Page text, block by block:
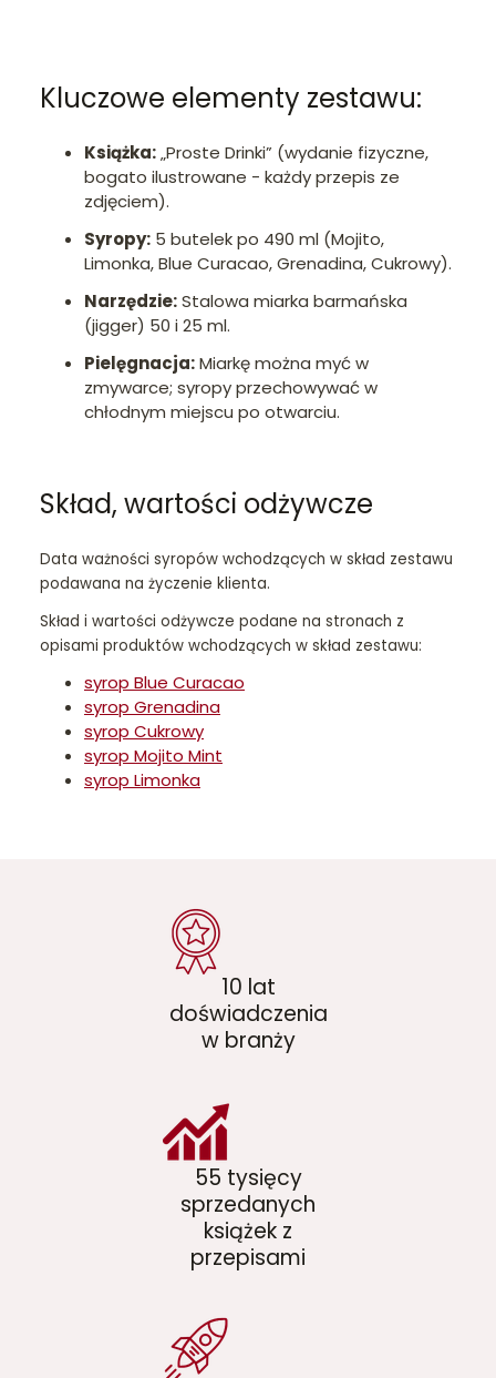
Kluczowe elementy zestawu:
Książka:„Proste Drinki” (wydanie fizyczne,
bogato ilustrowane - każdy przepis ze
zdjęciem).
Syropy: 5 butelek po 490 ml (Mojito,
Limonka, Blue Curacao, Grenadina, Cukrowy).
Narzędzie:Stalowa miarka barmańska
(jigger) 50 i 25 ml.
Pielęgnacja:Miarkę można myć w
zmywarce; syropy przechowywać w
chłodnym miejscu po otwarciu.
Skład, wartości odżywcze
Data ważności syropów wchodzących w skład zestawu
podawana na życzenie klienta.
Skład i wartości odżywcze podane na stronach z
opisami produktów wchodzących w skład zestawu:
syrop Blue Curacao
syrop Grenadina
syrop Cukrowy
syrop Mojito Mint
syrop Limonka
10 lat
doświadczenia
w branży
55 tysięcy
sprzedanych
książek z
przepisami